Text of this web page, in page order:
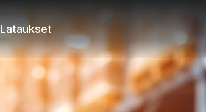
Lataukset